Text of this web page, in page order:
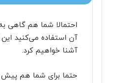
آشنا خواهیم کرد.